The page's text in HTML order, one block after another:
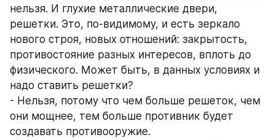
нельзя. И глухие металлические двери,
решетки. Это, по-видимому, и есть зеркало
нового строя, новых отношений: закрытость,
противостояние разных интересов, вплоть до
физического. Может быть, в данных условиях и
надо ставить решетки?
- Нельзя, потому что чем больше решеток, чем
они мощнее, тем больше противник будет
создавать противооружие.